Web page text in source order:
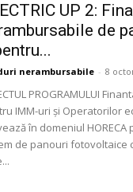
UP 2:
de
nerambursabile - 8
PROGRAMULUI
IMM-uri și Operatorilor
în domeniul
de panouri fotovoltaice